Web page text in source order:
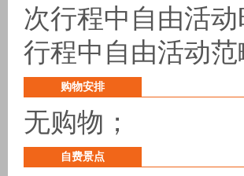
次行程中 自由活
行程中自由活动范
购物安排
无购物；
自费景点